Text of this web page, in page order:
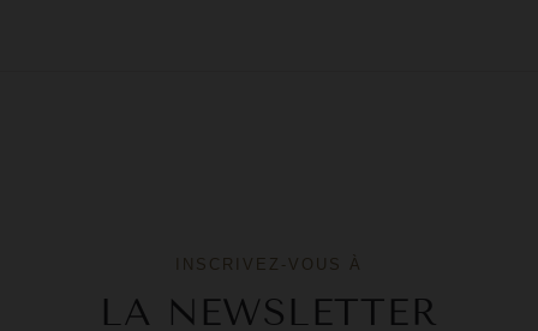
INSCRIVEZ-VOUS À
LA NEWSLETTER